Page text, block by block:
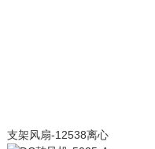
支架风扇-12538离心